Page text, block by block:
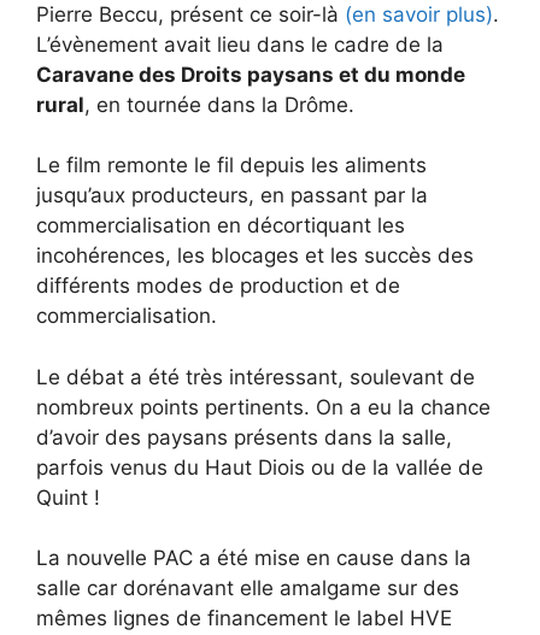
Pierre Beccu, présent ce soir-là (en savoir plus).
L’évènement avait lieu dans le cadre de la
Caravane des Droits paysans et du monde
rural, en tournée dans la Drôme.
Le film remonte le fil depuis les aliments
jusqu’aux producteurs, en passant par la
commercialisation en décortiquant les
incohérences, les blocages et les succès des
différents modes de production et de
commercialisation.
Le débat a été très intéressant, soulevant de
nombreux points pertinents. On a eu la chance
d’avoir des paysans présents dans la salle,
parfois venus du Haut Diois ou de la vallée de
Quint !
La nouvelle PAC a été mise en cause dans la
salle car dorénavant elle amalgame sur des
mêmes lignes de financement le label HVE